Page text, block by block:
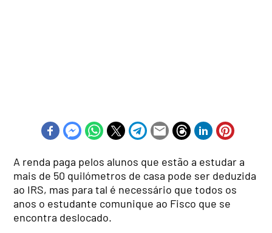
A renda paga pelos alunos que estão a estudar a
mais de 50 quilómetros de casa pode ser deduzida
ao IRS, mas para tal é necessário que todos os
anos o estudante comunique ao Fisco que se
encontra deslocado.